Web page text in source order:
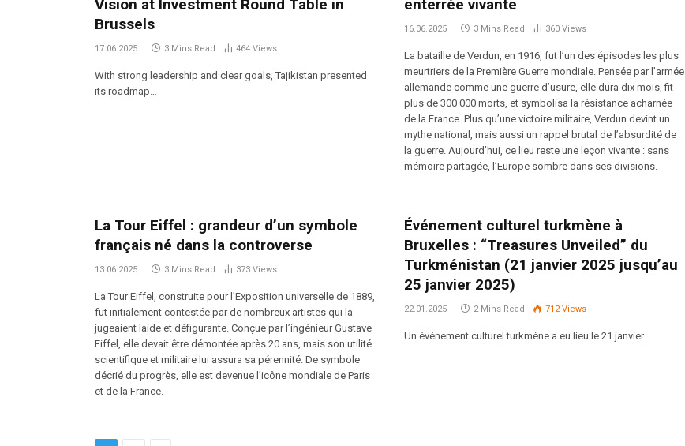
Vision at Investment Round Table in
Brussels
17.06.2025 3 Mins Read 464 Views
With strong leadership and clear goals, Tajikistan presented
its roadmap…
enterrée vivante
16.06.2025 3 Mins Read 360 Views
La bataille de Verdun, en 1916, fut l’un des épisodes les plus
meurtriers de la Première Guerre mondiale. Pensée par l’armée
allemande comme une guerre d’usure, elle dura dix mois, fit
plus de 300 000 morts, et symbolisa la résistance acharnée
de la France. Plus qu’une victoire militaire, Verdun devint un
mythe national, mais aussi un rappel brutal de l’absurdité de
la guerre. Aujourd’hui, ce lieu reste une leçon vivante : sans
mémoire partagée, l’Europe sombre dans ses divisions.
La Tour Eiffel : grandeur d’un symbole
français né dans la controverse
13.06.2025 3 Mins Read 373 Views
La Tour Eiffel, construite pour l’Exposition universelle de 1889,
fut initialement contestée par de nombreux artistes qui la
jugeaient laide et défigurante. Conçue par l’ingénieur Gustave
Eiffel, elle devait être démontée après 20 ans, mais son utilité
scientifique et militaire lui assura sa pérennité. De symbole
décrié du progrès, elle est devenue l’icône mondiale de Paris
et de la France.
Événement culturel turkmène à
Bruxelles : “Treasures Unveiled” du
Turkménistan (21 janvier 2025 jusqu’au
25 janvier 2025)
22.01.2025 2 Mins Read 712Views
Un événement culturel turkmène a eu lieu le 21 janvier…